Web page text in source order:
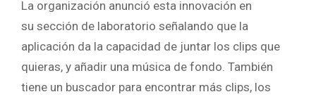
La organización anunció esta innovación en
su sección de laboratorio señalando que la
aplicación da la capacidad de juntar los clips que
quieras, y añadir una música de fondo. También
tiene un buscador para encontrar más clips, los